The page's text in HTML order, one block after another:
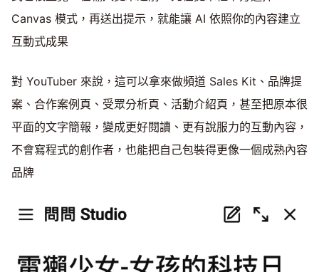
Canvas 模式，再送出提示，就能讓 AI 依照你的內容建立
互動式成果
對 YouTuber 來說，這可以拿來做頻道 Sales Kit、品牌提
案、合作案例頁、受眾分析頁、活動介紹頁，甚至把原本很
平面的文字簡報，變成更好閱讀、更有說服力的互動內容，
不會寫程式的創作者，也能把自己包裝得更像一個成熟內容
品牌